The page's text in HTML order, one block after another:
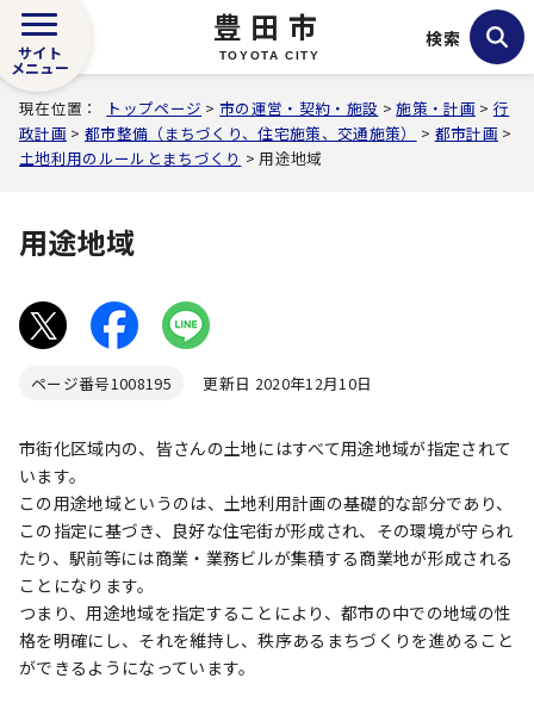
豊田市
TOYOTA CITY
サイト
メニュー
検索
現在位置： トップページ >市の運営・契約・施設 >施策・計画> 行
政計画> 都市整備（まちづくり、住宅施策、交通施策） > 都市計画>
土地利用のルールとまちづくり > 用途地域
用途地域
ページ番号1008195 更新日 2020年12月10日
市街化区域内の、皆さんの土地にはすべて用途地域が指定されて
います。
この用途地域というのは、土地利用計画の基礎的な部分であり、
この指定に基づき、良好な住宅街が形成され、その環境が守られ
たり、駅前等には商業・業務ビルが集積する商業地が形成される
ことになります。
つまり、用途地域を指定することにより、都市の中での地域の性
格を明確にし、それを維持し、秩序あるまちづくりを進めること
ができるようになっています。